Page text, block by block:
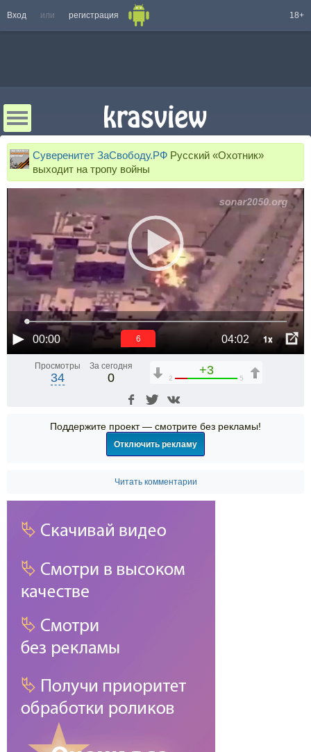
Вход или регистрация 18+
Суверенитет ЗаСвободу.РФ Русский «Охотник»
выходит на тропу войны
00:00 04:02 1x
6
Просмотры
34
За сегодня
0
+3
2 5
Поддержите проект — смотрите без рекламы!
Отключить рекламу
Читать комментарии